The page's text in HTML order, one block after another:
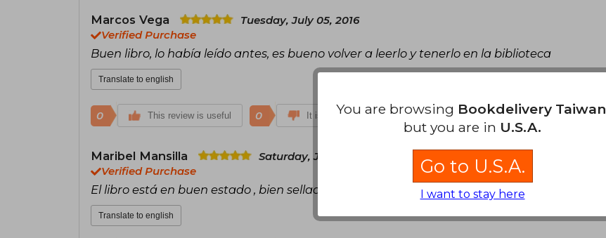
Marcos Vega
Tuesday, July 05, 2016
Verified Purchase
Buen libro, lo había leído antes, es bueno volver a leerlo y tenerlo en la biblioteca
Translate to english
0 This review is useful 0 It is not useful
Maribel Mansilla
Saturday, July 26, 2025
Verified Purchase
El libro está en buen estado , bien sellado en el momento de la entrega
Translate to english
You are browsing Bookdelivery Taiwan
but you are in U.S.A.
Go to U.S.A.
I want to stay here